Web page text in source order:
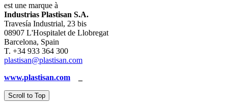
est une marque à
Industrias Plastisan S.A.
Travesía Industrial, 23 bis
08907 L'Hospitalet de Llobregat
Barcelona, Spain
T. +34 933 364 300
plastisan@plastisan.com
www.plastisan.com
Scroll to Top